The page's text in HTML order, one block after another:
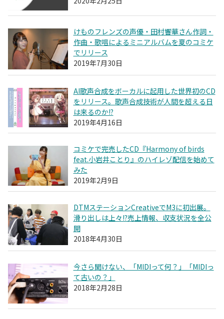
けものフレンズの声優・田村響華さん作詞・
作曲・歌唱によるミニアルバムを夏のコミケ
でリリース
2019年7月30日
AI歌声合成をボーカルに起用した世界初のCD
をリリース。歌声合成技術が人間を超える日
は来るのか!?
2019年4月16日
コミケで完売したCD『Harmony of birds
feat.小岩井ことり』のハイレゾ配信を始めて
みた
2019年2月9日
DTMステーションCreativeでM3に初出展。
滑り出しは上々!?売上情報、収支状況を全公
開
2018年4月30日
今さら聞けない、「MIDIって何？」「MIDIっ
て古いの？」
2018年2月28日